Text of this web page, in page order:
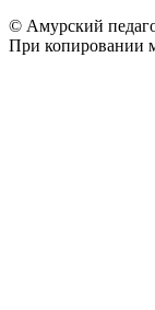
© Амурский
При копировании